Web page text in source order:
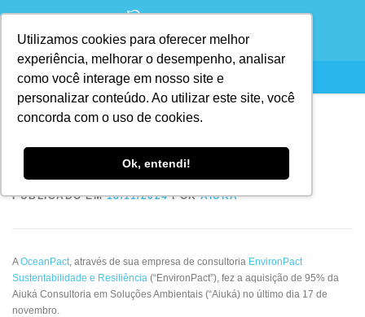
Utilizamos cookies para oferecer melhor
experiência, melhorar o desempenho, analisar
como você interage em nosso site e
personalizar conteúdo. Ao utilizar este site, você
concorda com o uso de cookies.
Ok, entendi!
Aiuká, agora, faz parte do Grupo
PUBLICADO EM18/11/2024PORAIUKÁ
AOceanPact, através de sua empresa de consultoria EnvironPact
Sustentabilidade e Resiliência (“EnvironPact”), fez a aquisição de 95% da
Aiuká Consultoria em Soluções Ambientais (“Aiuká) no último dia 17 de
novembro.